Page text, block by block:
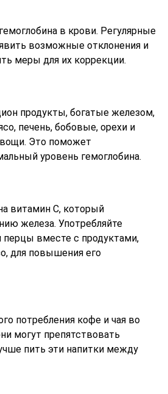
в крови. Регулярные
возможные отклонения и
меры для их коррекции.
продукты, богатые железом,
печень, бобовые, орехи и
Это поможет
уровень гемоглобина.
витамин C, который
железа. Употребляйте
перцы вместе с продуктами,
для повышения его
потребления кофе и чая во
могут препятствовать
пить эти напитки между